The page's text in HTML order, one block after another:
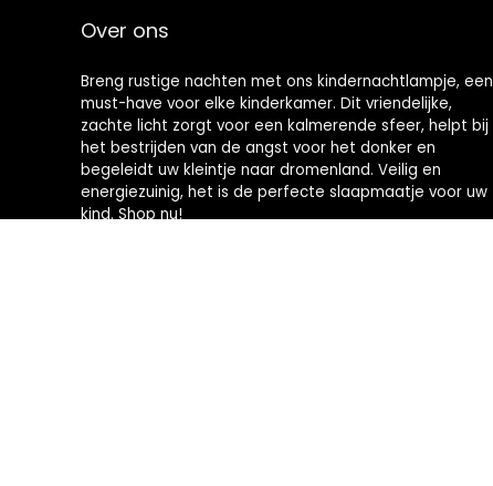
Over ons
Breng rustige nachten met ons kindernachtlampje, een
must-have voor elke kinderkamer. Dit vriendelijke,
zachte licht zorgt voor een kalmerende sfeer, helpt bij
het bestrijden van de angst voor het donker en
begeleidt uw kleintje naar dromenland. Veilig en
energiezuinig, het is de perfecte slaapmaatje voor uw
kind. Shop nu!